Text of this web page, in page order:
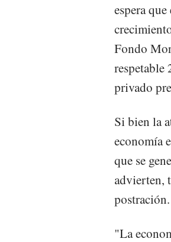
espera
Fondo
respetable
privado
Si bien la
economía
que se
advierten,
postración.
"La